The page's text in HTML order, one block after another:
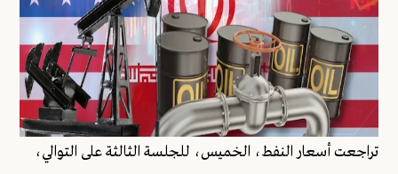
تراجعت أسعار النفط، الخميس، للجلسة الثالثة على التوالي،